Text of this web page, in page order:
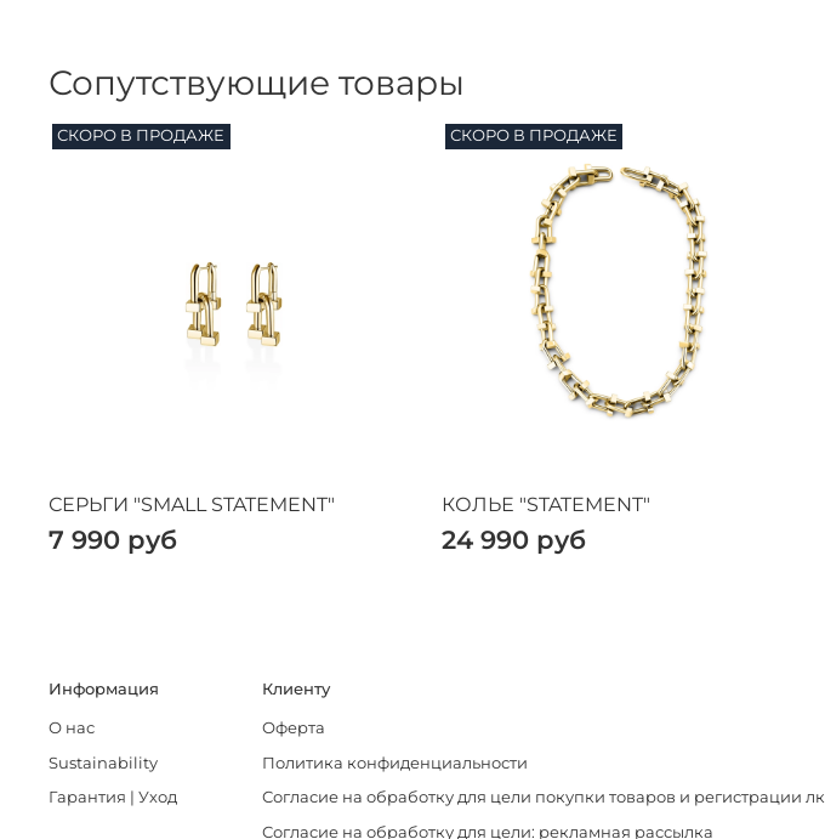
Сопутствующие товары
СКОРО В ПРОДАЖЕ
СЕРЬГИ "SMALL STATEMENT"
7 990 руб
СКОРО В ПРОДАЖЕ
КОЛЬЕ "STATEMENT"
24 990 руб
Информация
О нас
Sustainability
Гарантия | Уход
Клиенту
Оферта
Политика конфиденциальности
Согласие на обработку для цели покупки товаров и регистрации лк
Согласие на обработку для цели: рекламная рассылка